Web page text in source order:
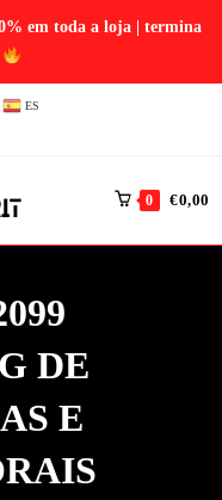
em toda a loja | termina
ES
0 €0,00
DE
E